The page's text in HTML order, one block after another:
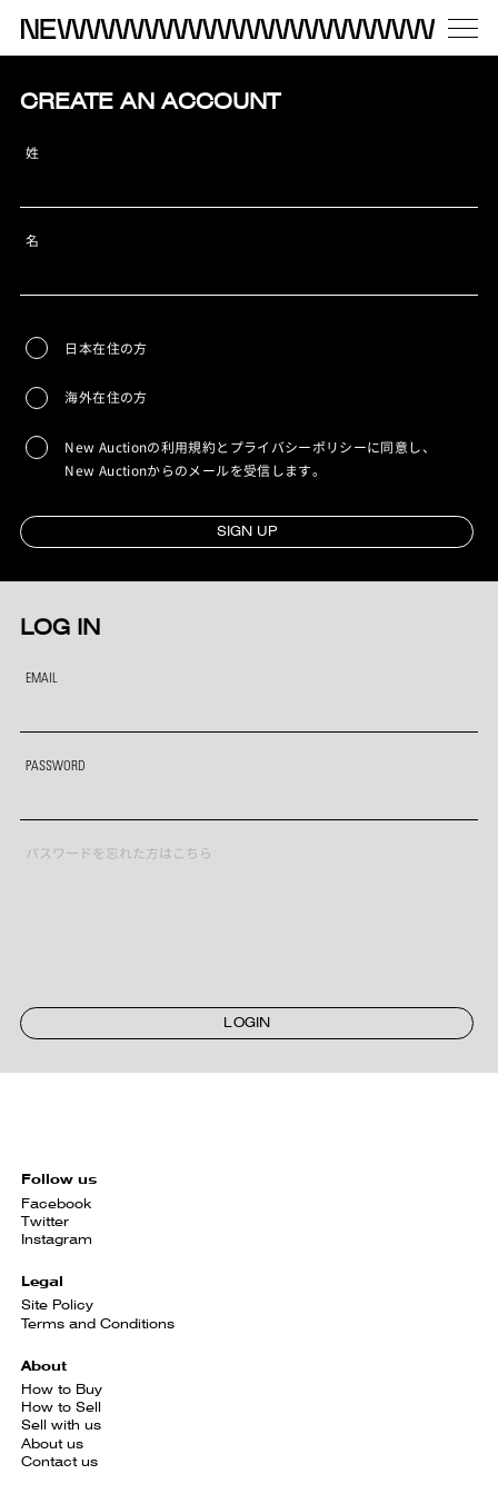
CREATE AN ACCOUNT
姓
名
日本在住の方
海外在住の方
New Auctionの利用規約とプライバシーポリシーに同意し、
New Auctionからのメールを受信します。
SIGN UP
LOG IN
EMAIL
PASSWORD
パスワードを忘れた方はこちら
LOGIN
Follow us
Facebook
Twitter
Instagram
Legal
Site Policy
Terms and Conditions
About
How to Buy
How to Sell
Sell with us
About us
Contact us